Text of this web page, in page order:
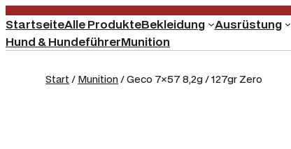
StartseiteAlle ProdukteBekleidung Ausrüstung
Hund & HundeführerMunition
Start / Munition/ Geco 7×57 8,2g / 127gr Zero